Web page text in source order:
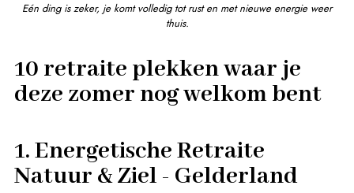
Eén ding is zeker, je komt volledig tot rust en met nieuwe energie weer
thuis.
10 retraite plekken waar je
deze zomer nog welkom bent
1. Energetische Retraite
Natuur & Ziel - Gelderland